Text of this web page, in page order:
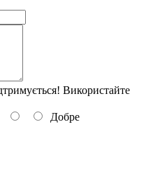
Використайте
Добре